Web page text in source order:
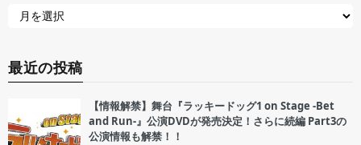
最近の投稿
【情報解禁】舞台『ラッキードッグ1 on Stage -Bet
and Run-』公演DVDが発売決定！さらに続編 Part3の
公演情報も解禁！！